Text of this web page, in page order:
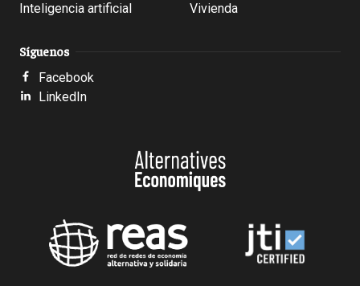
Inteligencia artificial
Vivienda
Síguenos
Facebook
LinkedIn